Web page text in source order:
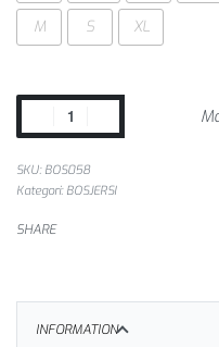
M S XL
SKU: BOS058
Kategori: BOSJERSI
SHARE
INFORMATION